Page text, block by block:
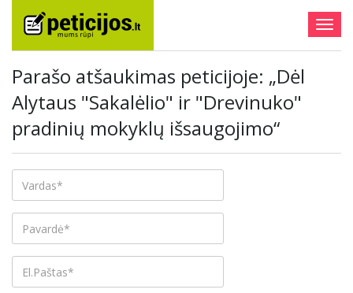
Parašo atšaukimas peticijoje: „Dėl
Alytaus "Sakalėlio" ir "Drevinuko"
pradinių mokyklų išsaugojimo“